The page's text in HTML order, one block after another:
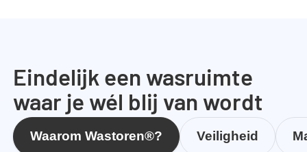
Eindelijk een wasruimte
waar je wél blij van wordt
Waarom Wastoren®? Veiligheid